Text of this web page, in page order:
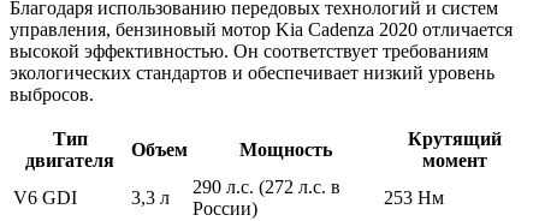
Благодаря использованию передовых технологий и систем
управления, бензиновый мотор Kia Cadenza 2020 отличается
высокой эффективностью. Он соответствует требованиям
экологических стандартов и обеспечивает низкий уровень
выбросов.
Тип
двигателя
Объем Мощность
Крутящий
момент
V6 GDI
3,3 л
290 л.с. (272 л.с. в
России)
253 Нм